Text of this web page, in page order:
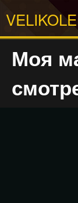
Моя